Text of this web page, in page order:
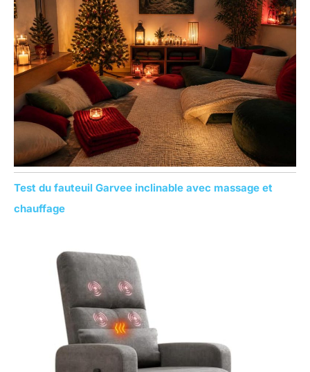
e
r
:
Test du fauteuil Garvee inclinable avec massage et
chauffage